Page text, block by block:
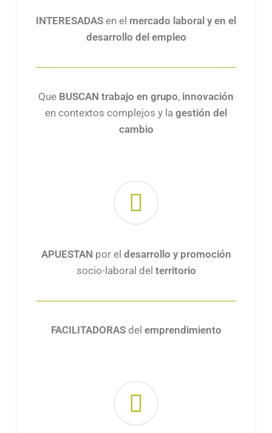
INTERESADAS en el mercado laboral y en el
desarrollo del empleo
Que BUSCAN trabajo en grupo, innovación
en contextos complejos y la gestión del
cambio
APUESTAN por el desarrollo y promoción
socio-laboral del territorio
FACILITADORASdel emprendimiento